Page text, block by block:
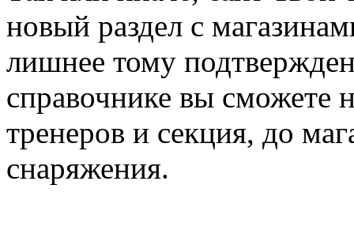
новый раздел с
лишнее тому
справочнике вы сможете
тренеров и секция, до
снаряжения.